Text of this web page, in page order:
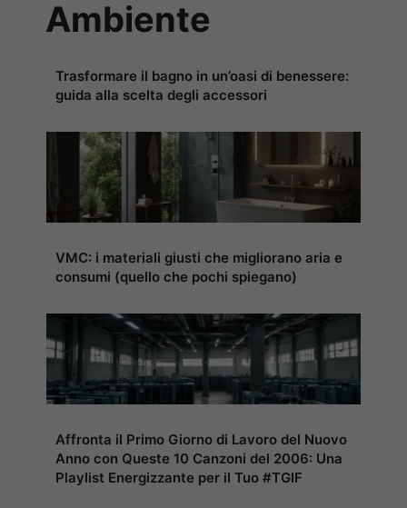
Ambiente
Trasformare il bagno in un’oasi di benessere:
guida alla scelta degli accessori
VMC: i materiali giusti che migliorano aria e
consumi (quello che pochi spiegano)
Affronta il Primo Giorno di Lavoro del Nuovo
Anno con Queste 10 Canzoni del 2006: Una
Playlist Energizzante per il Tuo #TGIF